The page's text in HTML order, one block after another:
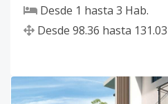
Desde 1 hasta 3 Hab.
Desde 98.36 hasta 131.03